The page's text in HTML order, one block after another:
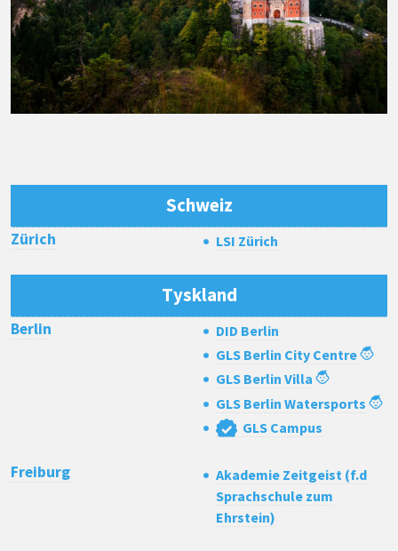
Schweiz
Zürich LSI Zürich
Tyskland
Berlin
DID Berlin
GLS Berlin City Centre
GLS Berlin Villa
GLS Berlin Watersports
GLS Campus
Freiburg
Akademie Zeitgeist (f.d
Sprachschule zum
Ehrstein)